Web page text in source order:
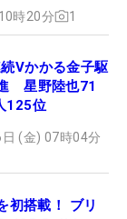
時20分 1
Vかかる金子駆
星野陸也71
125位
(金) 07時04分
初搭載！ ブリ